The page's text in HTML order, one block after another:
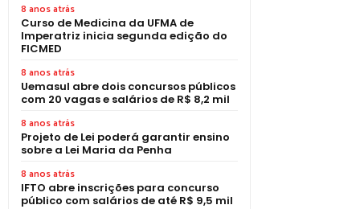
8 anos atrás
Curso de Medicina da UFMA de
Imperatriz inicia segunda edição do
FICMED
8 anos atrás
Uemasul abre dois concursos públicos
com 20 vagas e salários de R$ 8,2 mil
8 anos atrás
Projeto de Lei poderá garantir ensino
sobre a Lei Maria da Penha
8 anos atrás
IFTO abre inscrições para concurso
público com salários de até R$ 9,5 mil